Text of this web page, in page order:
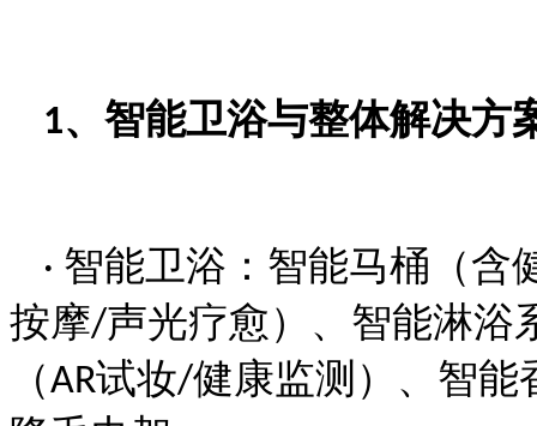
1、智能卫浴与整体解决方
· 智能卫浴：智能马桶（含
按摩/声光疗愈）、智能淋浴
（AR试妆/健康监测）、智能